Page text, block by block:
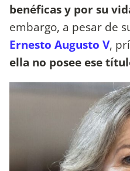
benéficas y por su
embargo, a pesar de
Ernesto Augusto V,
ella no posee ese